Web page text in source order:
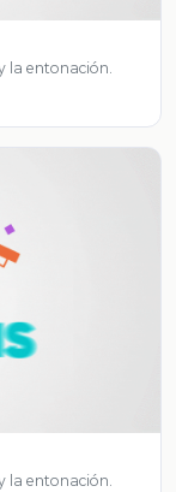
la entonación.
la entonación.